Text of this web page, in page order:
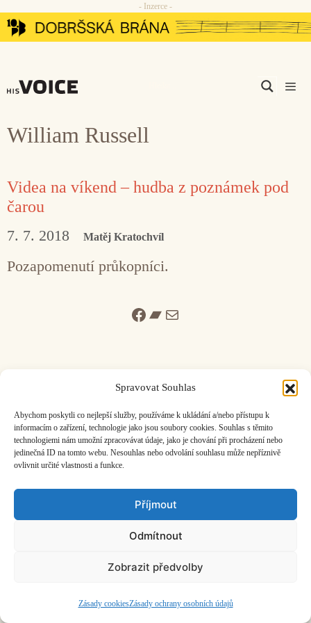
Spravovat Souhlas
Abychom poskytli co nejlepší služby, používáme k ukládání a/nebo přístupu k
informacím o zařízení, technologie jako jsou soubory cookies. Souhlas s těmito
technologiemi nám umožní zpracovávat údaje, jako je chování při procházení nebo
jedinečná ID na tomto webu. Nesouhlas nebo odvolání souhlasu může nepříznivě
ovlivnit určité vlastnosti a funkce.
Příjmout
Odmítnout
Zobrazit předvolby
Zásady cookiesZásady ochrany osobních údajů
Přeskočit
na
- Inzerce -
William Russell
Videa na víkend – hudba z poznámek pod
čarou
7. 7. 2018 Matěj Kratochvíl
Pozapomenutí průkopníci.
Facebook
Bandcamp
Mail
ČASOPIS O JINÉ HUDBĚ | vydáváHudební informační středisko
založeno 2001 | Kontaktujte nás: info@hisvoice.cz
©2026 HISvoice – design a adminAtelier Dokument